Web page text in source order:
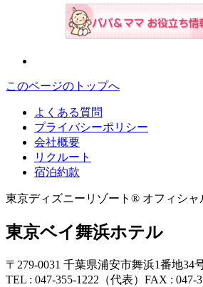
このページのトップへ
よくある質問
プライバシーポリシー
会社概要
リクルート
宿泊約款
東京ディズニーリゾート® オフィシャ
東京ベイ舞浜ホテル
〒279-0031 千葉県浦安市舞浜1番地34
TEL : 047-355-1222（代表） FAX : 047-